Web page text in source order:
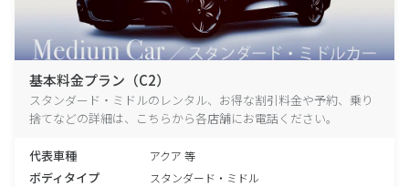
基本料金プラン（C2）
スタンダード・ミドルのレンタル、お得な割引料金や予約、乗り
捨てなどの詳細は、こちらから各店舗にお電話ください。
代表車種 アクア 等
ボディタイプ スタンダード・ミドル